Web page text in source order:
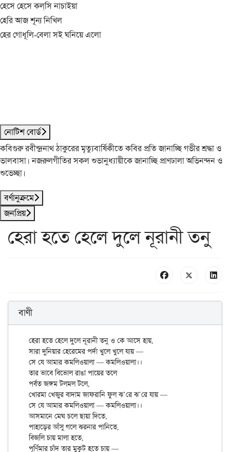
হেসে হেসে কল্‌সি নাচাইয়া
হেরি আজ শূন্য নিখিল
হের গোধূলি-বেলা সই ঘনিয়ে এলো
নোটিশ বোর্ড
কবিগুরু রবীন্দ্রনাথ ঠাকুরের মৃত্যুবার্ষিকীতে কবির প্রতি জানাচ্ছি গভীর শ্রদ্ধা ও
ভালবাসা। নজরুলগীতির সকল শুভানুধ্যায়ীকে জানাচ্ছি প্রাণঢালা অভিনন্দন ও
শুভেচ্ছা।
বর্ণানুক্রমে
জনপ্রিয়
হেরা হতে হেলে দুলে নূরানী তনু
বাণী
হেরা হতে হেলে দুলে নূরানী তনু ও কে আসে হায়,
সারা দুনিয়ার হেরেমের পর্দা খুলে খুলে যায় —
সে যে আমার কমলিওয়ালা — কমলিওয়ালা।।
তার ভাবে বিভোল রাঙা পায়ের তলে
পর্বত জঙ্গম টলমল টলে,
খোরমা খেজুর বাদাম জাফরানি ফুল ঝ’রে ঝ’রে যায় —
সে যে আমার কমলিওয়ালা — কমলিওয়ালা।।
আসমানে মেঘ চলে ছায়া দিতে,
পাহাড়ের আঁসু গলে ঝরনার পানিতে,
বিজলি চায় মালা হতে,
পূর্ণিমার চাঁদ তার মুকুট হতে চায় —